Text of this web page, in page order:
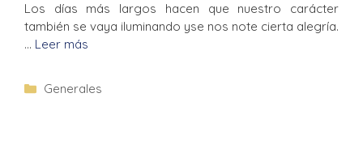
Los días más largos hacen que nuestro carácter
también se vaya iluminando yse nos note cierta alegría.
… Leer más
Generales